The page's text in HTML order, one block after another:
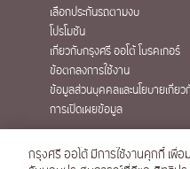
เลือกประกันรถตามงบ
โปรโมชัน
เกี่ยวกับกรุงศรี ออโต้ โบรคเกอร์
ข้อตกลงการใช้งาน
ข้อมูลส่วนบุคคลและนโยบายเกี่ย
การเปิดเผยข้อมูล
กรุงศรี ออโต้ มีการใช้งานคุกกี้ เพื่